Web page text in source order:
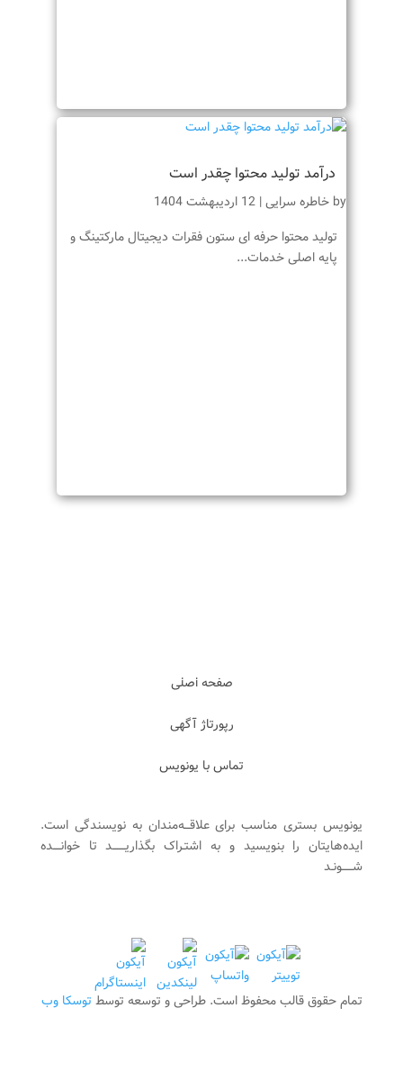
درآمد تولید محتوا چقدر است
by خاطره سرایی| 12 اردیبهشت 1404
تولید محتوا حرفه ای ستون فقرات دیجیتال مارکتینگ و
پایه‌ اصلی خدمات...
تمام حقوق قالب محفوظ است. طراحی و توسعه توسط توسکا وب
یونویس بستری مناسب برای علاقـــه‌مندان به نویسندگی است.
ایده‌هایتان را بنویسید و به اشتـراک بگذاریـــــــد تا خوانــــده
شــــــونـد
صفحه اصلی
رپورتاژ آگهی
تماس با یونویس